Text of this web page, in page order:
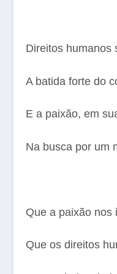
Direitos humanos
A batida forte do
E a paixão, em
Na busca por um
Que a paixão nos
Que os direitos